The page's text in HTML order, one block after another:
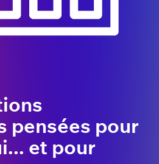
pensées pour
et pour